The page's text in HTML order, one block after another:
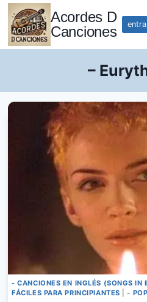
Saltar
contenido
Acordes D
Canciones
entra
–
- CANCIONES EN INGLÉS (SONGS IN
FÁCILES PARA PRINCIPIANTES |- POP